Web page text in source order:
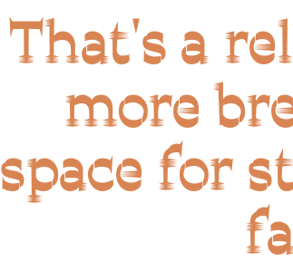
That's a
more
space for